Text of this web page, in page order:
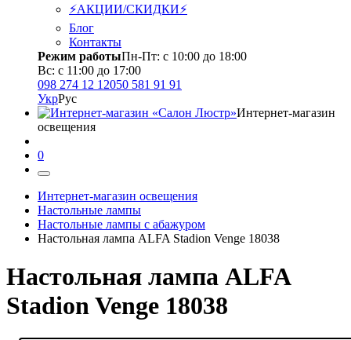
⚡АКЦИИ/СКИДКИ⚡
Блог
Контакты
Режим работыПн-Пт: с 10:00 до 18:00
Вс: с 11:00 до 17:00
098 274 12 12050 581 91 91
УкрРус
Интернет-магазин
освещения
0
Интернет-магазин освещения
Настольные лампы
Настольные лампы с абажуром
Настольная лампа ALFA Stadion Venge 18038
Настольная лампа ALFA
Stadion Venge 18038